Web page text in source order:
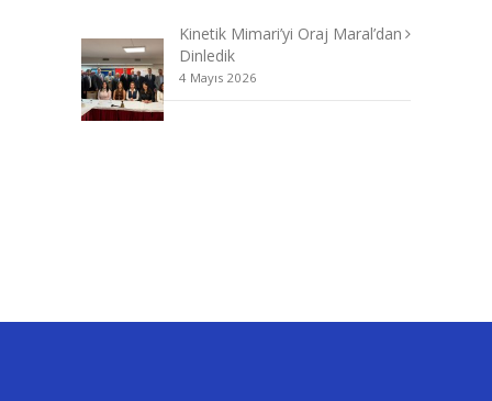
Kinetik Mimari’yi Oraj Maral’dan
Dinledik
4 Mayıs 2026